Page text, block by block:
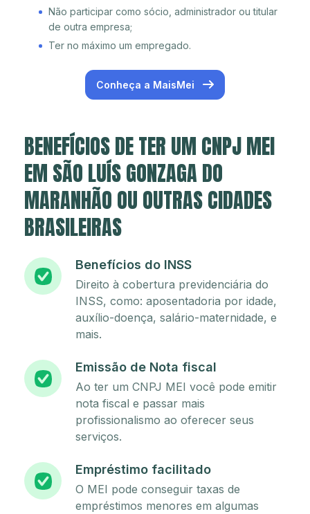
Não participar como sócio, administrador ou titular
de outra empresa;
Ter no máximo um empregado.
Conheça a MaisMei
BENEFÍCIOS DE TER UM CNPJ MEI
EM SÃO LUÍS GONZAGA DO
MARANHÃO OU OUTRAS CIDADES
BRASILEIRAS
Benefícios do INSS
Direito à cobertura previdenciária do
INSS, como: aposentadoria por idade,
auxílio-doença, salário-maternidade, e
mais.
Emissão de Nota fiscal
Ao ter um CNPJ MEI você pode emitir
nota fiscal e passar mais
profissionalismo ao oferecer seus
serviços.
Empréstimo facilitado
O MEI pode conseguir taxas de
empréstimos menores em algumas